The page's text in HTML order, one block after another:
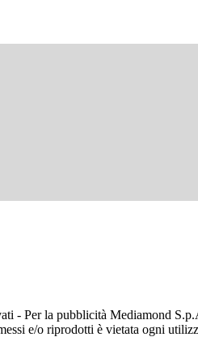
- Per la pubblicità Mediamond
e/o riprodotti è vietata ogni